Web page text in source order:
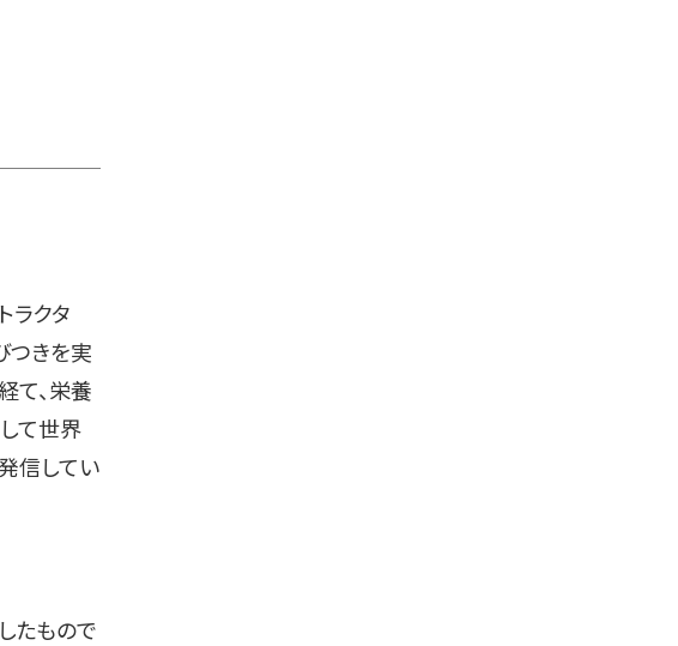
ラクタ
つきを実
て、栄養
て世界
信してい
たもので